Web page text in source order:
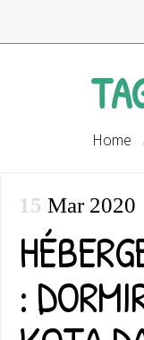
Home
15 Mar 2020
: